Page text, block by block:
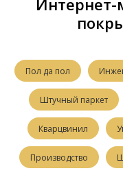
Пол да пол
Штучный паркет
Кварцвинил
Производство